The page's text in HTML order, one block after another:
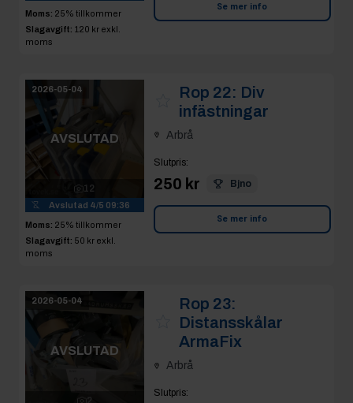
Moms: 25% tillkommer
Slagavgift: 120 kr exkl.
moms
Se mer info
2026-05-04
AVSLUTAD
12
Avslutad 4/5 09:36
Moms: 25% tillkommer
Slagavgift: 50 kr exkl.
moms
Rop 22: Div
infästningar
Arbrå
Slutpris:
250 kr Bjno
Se mer info
2026-05-04
AVSLUTAD
Rop 23:
Distansskålar
ArmaFix
Arbrå
Slutpris: